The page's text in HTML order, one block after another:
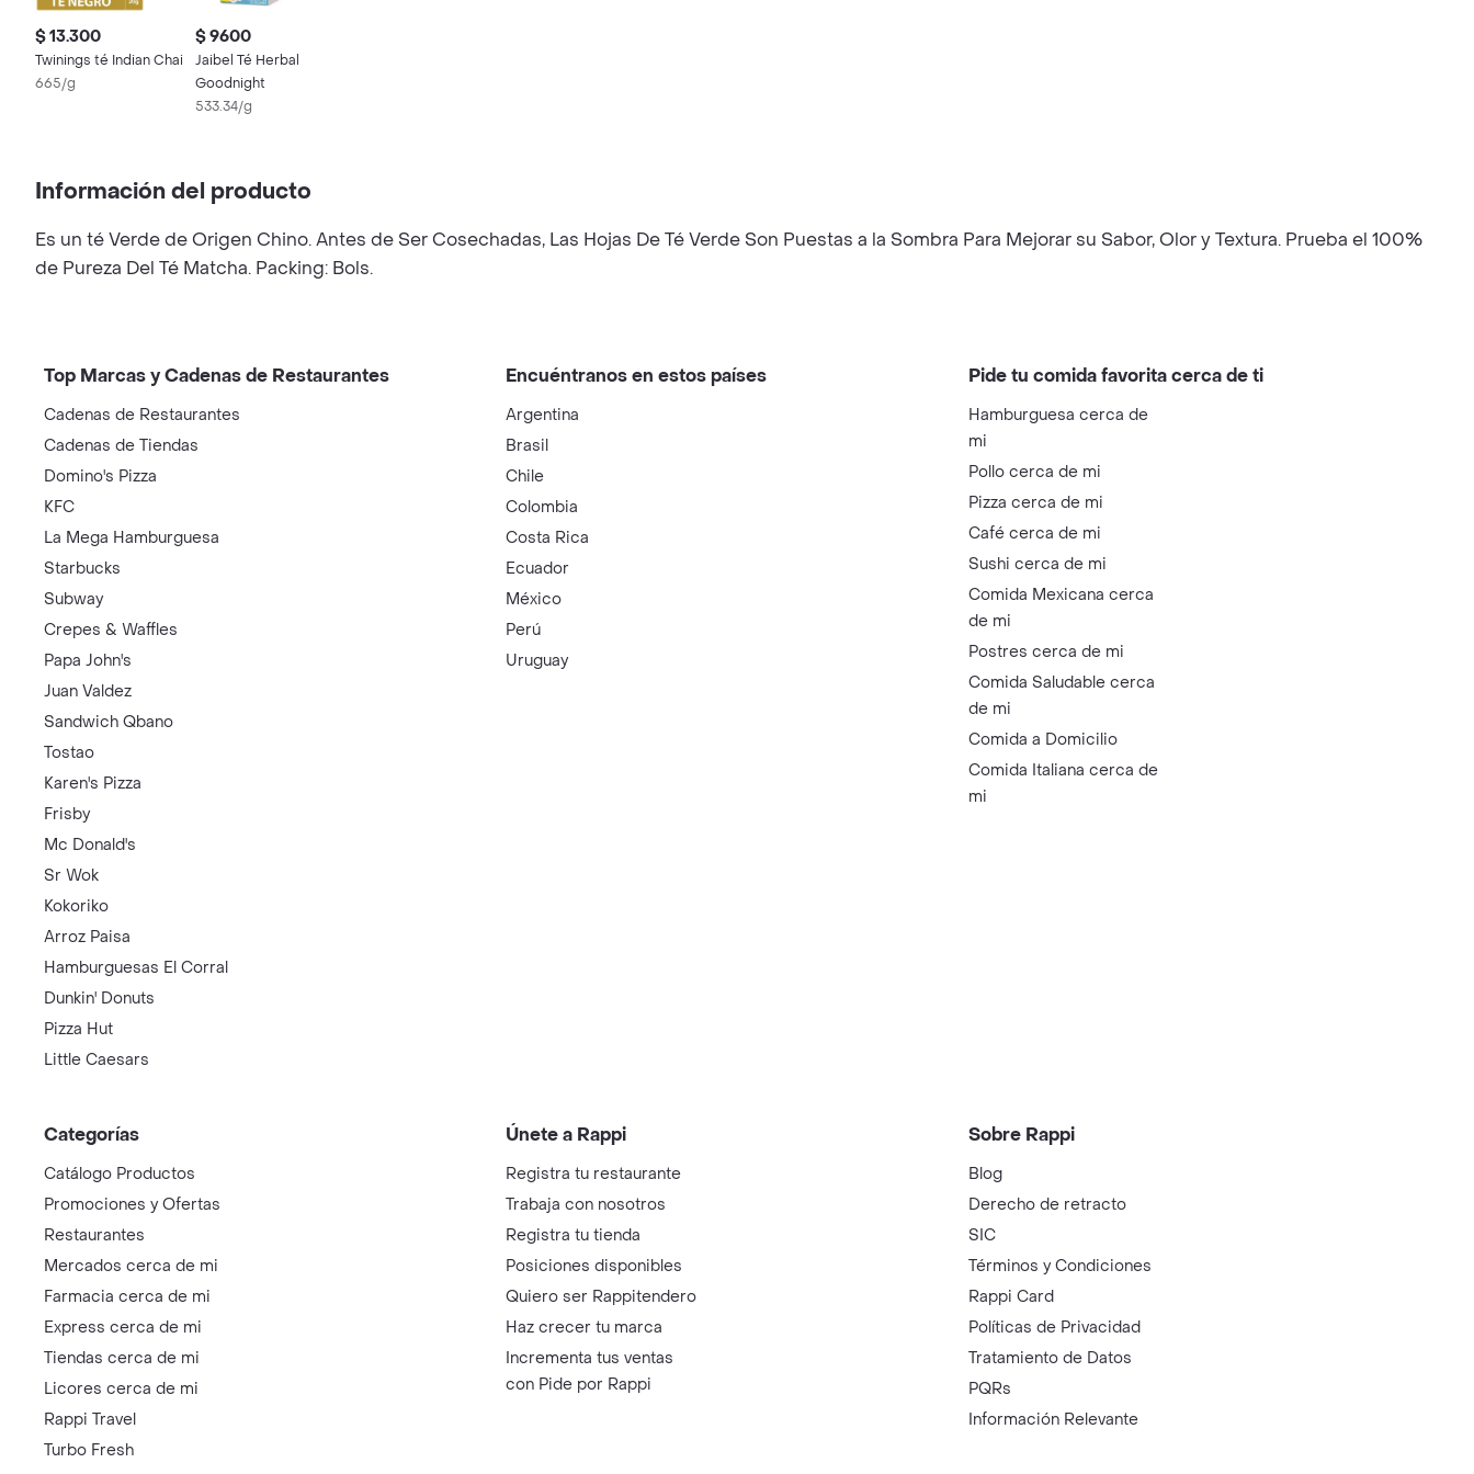
$ 13.300
Twinings té Indian Chai
665/g
$ 9600
Jaibel Té Herbal
Goodnight
533.34/g
Información del producto
Es un té Verde de Origen Chino. Antes de Ser Cosechadas, Las Hojas De Té Verde Son Puestas a la Sombra Para Mejorar su Sabor, Olor y Textura. Prueba el 100%
de Pureza Del Té Matcha. Packing: Bols.
Top Marcas y Cadenas de Restaurantes
Cadenas de Restaurantes
Cadenas de Tiendas
Domino's Pizza
KFC
La Mega Hamburguesa
Starbucks
Subway
Crepes & Waffles
Papa John's
Juan Valdez
Sandwich Qbano
Tostao
Karen's Pizza
Frisby
Mc Donald's
Sr Wok
Kokoriko
Arroz Paisa
Hamburguesas El Corral
Dunkin' Donuts
Pizza Hut
Little Caesars
Encuéntranos en estos países
Argentina
Brasil
Chile
Colombia
Costa Rica
Ecuador
México
Perú
Uruguay
Pide tu comida favorita cerca de ti
Hamburguesa cerca de
mi
Pollo cerca de mi
Pizza cerca de mi
Café cerca de mi
Sushi cerca de mi
Comida Mexicana cerca
de mi
Postres cerca de mi
Comida Saludable cerca
de mi
Comida a Domicilio
Comida Italiana cerca de
mi
Categorías
Catálogo Productos
Promociones y Ofertas
Restaurantes
Mercados cerca de mi
Farmacia cerca de mi
Express cerca de mi
Tiendas cerca de mi
Licores cerca de mi
Rappi Travel
Turbo Fresh
Únete a Rappi
Registra tu restaurante
Trabaja con nosotros
Registra tu tienda
Posiciones disponibles
Quiero ser Rappitendero
Haz crecer tu marca
Incrementa tus ventas
con Pide por Rappi
Sobre Rappi
Blog
Derecho de retracto
SIC
Términos y Condiciones
Rappi Card
Políticas de Privacidad
Tratamiento de Datos
PQRs
Información Relevante